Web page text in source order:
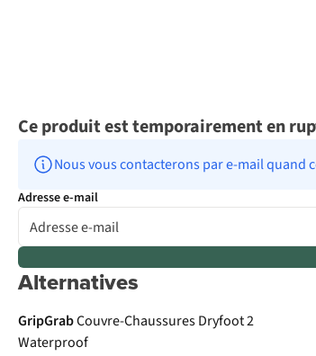
Ce produit est temporairement en
Nous vous contacterons par e-mail quand
Adresse e-mail
Alternatives
-50%
GripGrabCouvre-Chaussures Dryfoot 2
Waterproof